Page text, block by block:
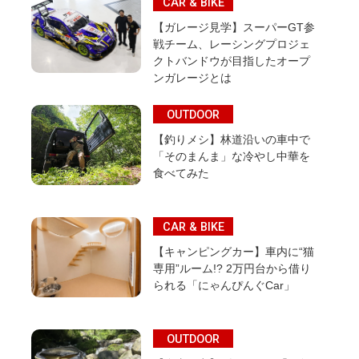
【ガレージ見学】スーパーGT参
戦チーム、レーシングプロジェ
クトバンドウが目指したオープ
ンガレージとは
OUTDOOR
【釣りメシ】林道沿いの車中で
「そのまんま」な冷やし中華を
食べてみた
CAR & BIKE
【キャンピングカー】車内に“猫
専用”ルーム!? 2万円台から借り
られる「にゃんぴんぐCar」
OUTDOOR